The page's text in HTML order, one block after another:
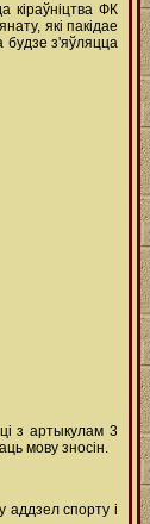
кіраўніцтва ФК
які пакідае
будзе з'яўляцца
з артыкулам 3
мову зносін.
аддзел спорту і